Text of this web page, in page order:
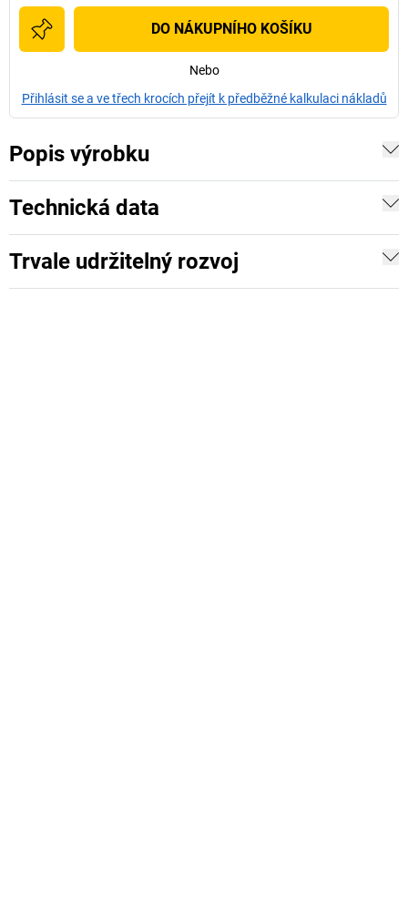
DO NÁKUPNÍHO KOŠÍKU
Nebo
Přihlásit se a ve třech krocích přejít k předběžné kalkulaci nákladů
Popis výrobku
Technická data
Trvale udržitelný rozvoj